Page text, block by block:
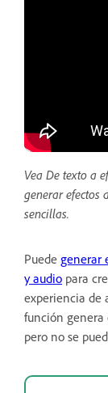
Vea De texto a
generar efectos
sencillas.
Puede generar
y audio para
experiencia de
función genera
pero no se